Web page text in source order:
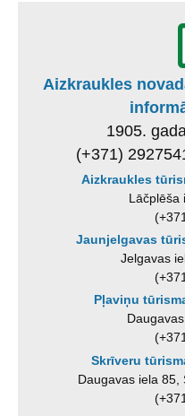
Aizkraukles
1905.
(+371)
Aizkraukles
Lāčplēša
Jaunjelgavas
Jelgavas
Pļaviņu
Skrīveru
Daugavas iela